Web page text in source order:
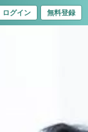
ログイン 無料登録